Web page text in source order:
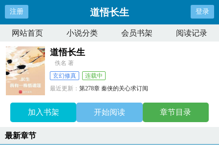
注册 道悟长生 登录
网站首页 小说分类 会员书架 阅读记录
道悟长生
佚名 著
玄幻修真
连载中
最近更新：第278章 秦侠的关心求订阅
加入书架 开始阅读 章节目录
最新章节